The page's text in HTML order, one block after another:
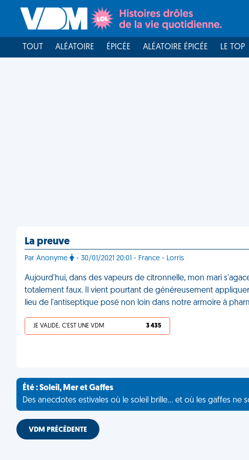
TOUT ALÉATOIRE ÉPICÉE ALÉATOIRE ÉPICÉE LE TOP
La preuve
Par Anonyme - 30/01/2021 20:01 - France - Lorris
Aujourd'hui, dans des vapeurs de citronnelle, mon mari
totalement faux. Il vient pourtant de généreusement
lieu de l'antiseptique posé non loin dans notre armoire à
JE VALIDE, C'EST UNE VDM 3 435
Été : Soleil, Mer et Gaffes
Des anecdotes estivales où le soleil brille... et où les gaffes ne
VDM PRÉCÉDENTE